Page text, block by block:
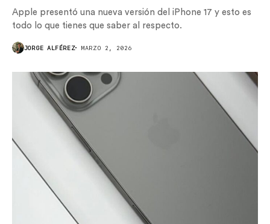
Apple presentó una nueva versión del iPhone 17 y esto es
todo lo que tienes que saber al respecto.
JORGE ALFÉREZ MARZO 2, 2026